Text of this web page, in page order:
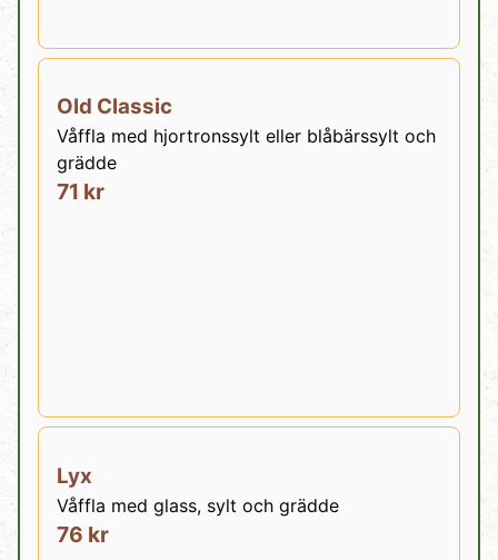
Old Classic
Våffla med hjortronssylt eller blåbärssylt och
grädde
71 kr
Lyx
Våffla med glass, sylt och grädde
76 kr